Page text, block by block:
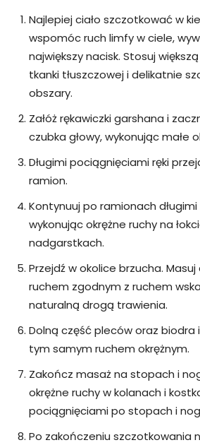
Najlepiej ciało szczotkować w
wspomóc ruch limfy w ciele,
największy nacisk. Stosuj
tkanki tłuszczowej i delikatnie
obszary.
Załóż rękawiczki garshana i
czubka głowy, wykonując małe
Długimi pociągnięciami ręki
ramion.
Kontynuuj po ramionach
wykonując okrężne ruchy na
nadgarstkach.
Przejdź w okolice brzucha.
ruchem zgodnym z ruchem
naturalną drogą trawienia.
Dolną część pleców oraz biodra
tym samym ruchem okrężnym.
Zakończ masaż na stopach i
okrężne ruchy w kolanach i
pociągnięciami po stopach i
Po zakończeniu szczotkowania